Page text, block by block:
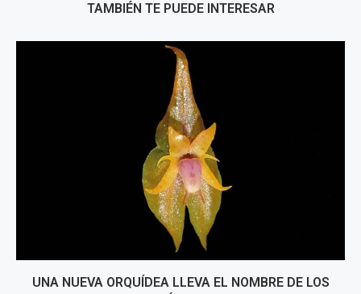
TAMBIÉN TE PUEDE INTERESAR
UNA NUEVA ORQUÍDEA LLEVA EL NOMBRE DE LOS